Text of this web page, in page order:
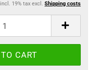
incl. 19% tax excl. Shipping costs